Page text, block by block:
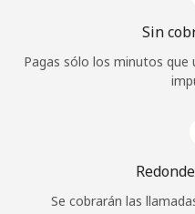
Sin
Pagas sólo los minutos que
Se cobrarán las